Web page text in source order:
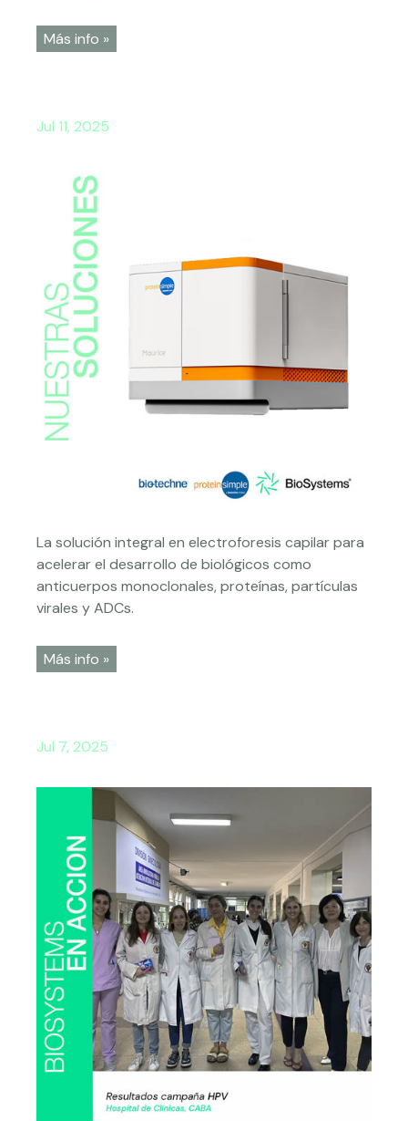
Más info »
Jul 11, 2025
La solución integral en electroforesis capilar para
acelerar el desarrollo de biológicos como
anticuerpos monoclonales, proteínas, partículas
virales y ADCs.
Más info »
Jul 7, 2025